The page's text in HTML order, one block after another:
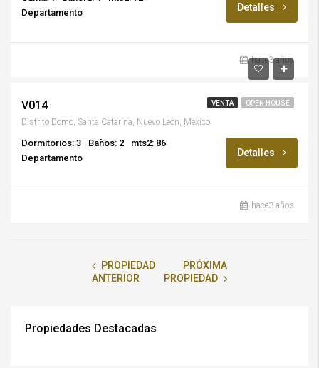
Departamento
Detalles
hace3 años
VENTA OPEN HOUSE
V014
Distrito Domo, Santa Catarina, Nuevo León, México
Dormitorios: 3 Baños: 2
mts2: 86
Departamento
Detalles
hace3 años
PROPIEDAD
ANTERIOR
PRÓXIMA
PROPIEDAD
Propiedades Destacadas